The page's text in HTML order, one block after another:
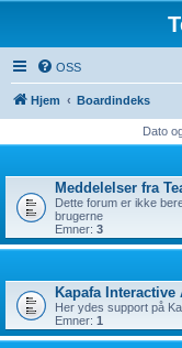
OSS
Hjem Boardindeks
Dato
Meddelelser fra
Dette forum er ikke
brugerne
Emner: 3
Kapafa Interactive
Her ydes support på
Emner: 1